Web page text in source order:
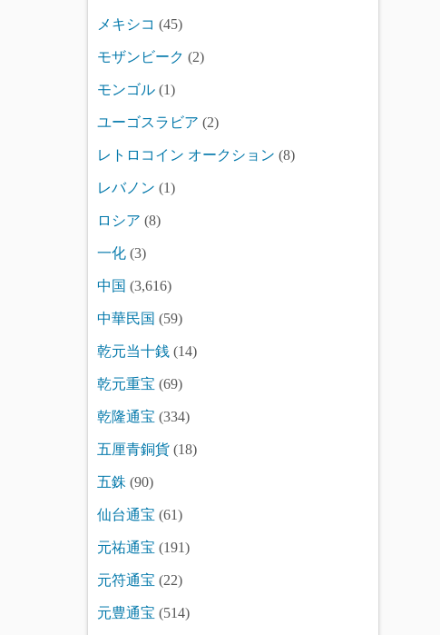
メキシコ (45)
モザンビーク (2)
モンゴル (1)
ユーゴスラビア (2)
レトロコイン オークション (8)
レバノン (1)
ロシア (8)
一化 (3)
中国 (3,616)
中華民国 (59)
乾元当十銭 (14)
乾元重宝 (69)
乾隆通宝 (334)
五厘青銅貨 (18)
五銖 (90)
仙台通宝 (61)
元祐通宝 (191)
元符通宝 (22)
元豊通宝 (514)